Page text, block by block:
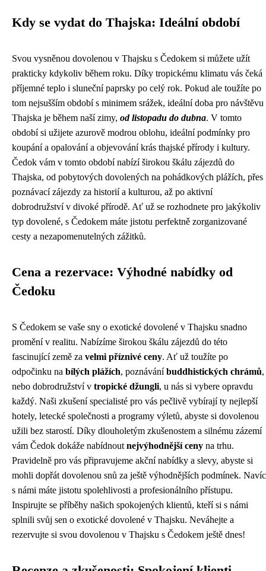
Kdy se vydat do Thajska: Ideální období
Svou vysněnou dovolenou v Thajsku s Čedokem si můžete užít
prakticky kdykoliv během roku. Díky tropickému klimatu vás čeká
příjemné teplo i sluneční paprsky po celý rok. Pokud ale toužíte po
tom nejsušším období s minimem srážek, ideální doba pro návštěvu
Thajska je během naší zimy, od listopadu do dubna. V tomto
období si užijete azurově modrou oblohu, ideální podmínky pro
koupání a opalování a objevování krás thajské přírody i kultury.
Čedok vám v tomto období nabízí širokou škálu zájezdů do
Thajska, od pobytových dovolených na pohádkových plážích, přes
poznávací zájezdy za historií a kulturou, až po aktivní
dobrodružství v divoké přírodě. Ať už se rozhodnete pro jakýkoliv
typ dovolené, s Čedokem máte jistotu perfektně zorganizované
cesty a nezapomenutelných zážitků.
Cena a rezervace: Výhodné nabídky od
Čedoku
S Čedokem se vaše sny o exotické dovolené v Thajsku snadno
promění v realitu. Nabízíme širokou škálu zájezdů do této
fascinující země za velmi příznivé ceny. Ať už toužíte po
odpočinku na bílých plážích, poznáváníbuddhistických chrámů,
nebo dobrodružství v tropické džungli, u nás si vybere opravdu
každý. Naši zkušení specialisté pro vás pečlivě vybírají ty nejlepší
hotely, letecké společnosti a programy výletů, abyste si dovolenou
užili bez starostí. Díky dlouholetým zkušenostem a silnému zázemí
vám Čedok dokáže nabídnout nejvýhodnější ceny na trhu.
Pravidelně pro vás připravujeme akční nabídky a slevy, abyste si
mohli dopřát dovolenou snů za ještě výhodnějších podmínek. Navíc
s námi máte jistotu spolehlivosti a profesionálního přístupu.
Inspirujte se příběhy našich spokojených klientů, kteří si s námi
splnili svůj sen o exotické dovolené v Thajsku. Neváhejte a
rezervujte si svou dovolenou v Thajsku s Čedokem ještě dnes!